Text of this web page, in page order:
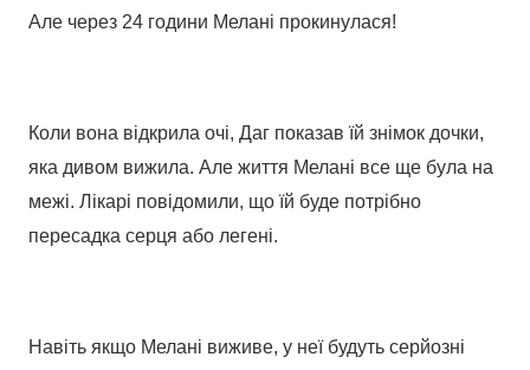
Але через 24 години Мелані прокинулася!
Коли вона відкрила очі, Даг показав їй знімок дочки,
яка дивом вижила. Але життя Мелані все ще була на
межі. Лікарі повідомили, що їй буде потрібно
пересадка серця або легені.
Навіть якщо Мелані виживе, у неї будуть серйозні